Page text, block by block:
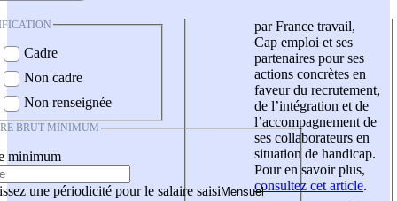
Cadre
Non cadre
Non renseignée
BRUT MINIMUM
minimum
une périodicité pour le salaire saisi
par France travail,
Cap emploi et ses
partenaires pour ses
actions concrètes en
faveur du recrutement,
de l’intégration et de
l’accompagnement de
ses collaborateurs en
situation de handicap.
Pour en savoir plus,
consultez cet article.